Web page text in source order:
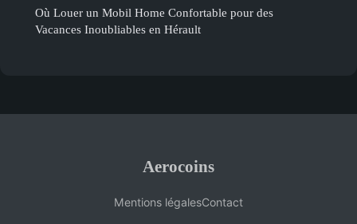
Où Louer un Mobil Home Confortable pour des
Vacances Inoubliables en Hérault
Aerocoins
Mentions légalesContact